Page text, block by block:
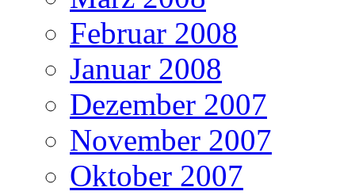
Februar 2008
Januar 2008
Dezember 2007
November 2007
Oktober 2007